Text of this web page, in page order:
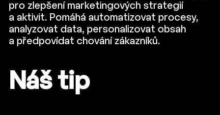
pro zlepšení marketingových strategií
a aktivit. Pomáhá automatizovat procesy,
analyzovat data, personalizovat obsah
a předpovídat chování zákazníků.
Náš tip